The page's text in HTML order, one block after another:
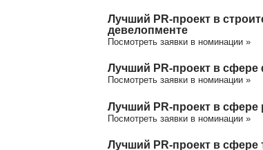
Лучший PR-проект в
девелопменте
Посмотреть заявки в номинации »
Лучший PR-проект в
Посмотреть заявки в номинации »
Лучший PR-проект в сфере
Посмотреть заявки в номинации »
Лучший PR-проект в сфере